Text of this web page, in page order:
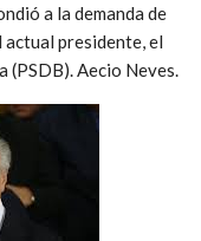
a la demanda de
presidente, el
Aecio Neves.